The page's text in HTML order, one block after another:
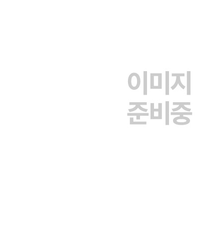
? 기출문제 2020년 1회
? 기출문제 2020년 2회
? 기출문제 2020년 3회
? 기출문제 2020년 4회